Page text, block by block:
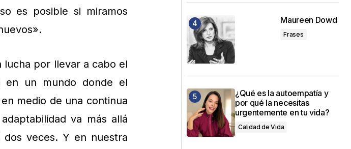
es posible si miramos
lucha por llevar a cabo el
en un mundo donde el
medio de una continua
va más allá
dos veces. Y en nuestra
Maureen Dowd
Frases
¿Qué es la autoempatía y
por qué la necesitas
urgentemente en tu vida?
Calidad de Vida